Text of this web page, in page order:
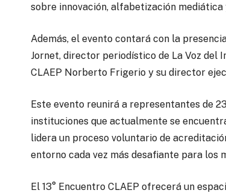
sobre innovación, alfabetización mediática
Además, el evento contará con la
Jornet, director periodístico de La Voz del
CLAEP Norberto Frigerio y su director
Este evento reunirá a representantes de
instituciones que actualmente se
lidera un proceso voluntario de
entorno cada vez más desafiante para los
El 13° Encuentro CLAEP ofrecerá un